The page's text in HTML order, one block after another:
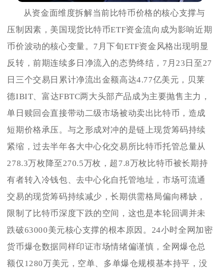
从资金面维度拆解当前比特币价格的核心支撑与
压制因素，美国现货比特币ETF资金流向成为影响近期
币价波动的核心变量。7月下旬ETF资金风格出现明显
反转，前期连续多日净流入的态势终结，7月23日至27
日三个交易日累计净流出金额高达4.77亿美元，贝莱
德IBIT、富达FBTC两大头部产品成为主要抛售主力，
单日赎回会直接带动二级市场被动卖出比特币，造成
短期价格承压。与之形成对冲的是链上现货筹码持续
紧缩，过去半年各大中心化交易所比特币托管总量从
278.3万枚降至270.5万枚，超7.8万枚比特币被长期持
有者转入冷钱包、去中心化自托管地址，市场可流通
交易的现货筹码持续减少，长期供需格局偏向稀缺，
限制了比特币深度下跌的空间，这也是本轮回调并未
跌破63000美元核心支撑的根本原因。24小时全网加密
货币爆仓数据同样印证市场情绪偏谨慎，全网爆仓总
额仅1280万美元，空单、多单爆仓规模基本持平，没